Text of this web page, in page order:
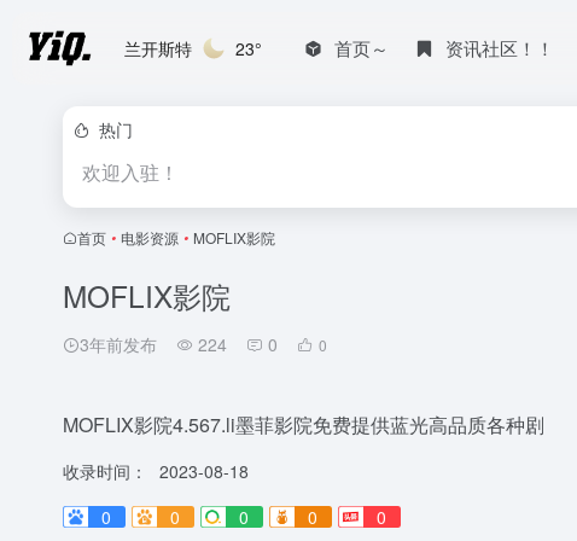
兰开斯特 23° 首页～ 资讯社区！！
热门
欢迎入驻！
首页 • 电影资源 • MOFLIX影院
MOFLIX影院
3年前发布 224 0 0
MOFLIX影院4.567.li墨菲影院免费提供蓝光高品质各种剧
收录时间：
2023-08-18
0
0 0 0 0